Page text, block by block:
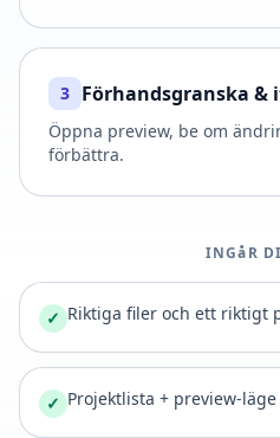
3 Förhandsgranska &
Öppna preview, be om
förbättra.
INGåR
✓ Riktiga filer och ett riktigt
✓ Projektlista + preview-läge